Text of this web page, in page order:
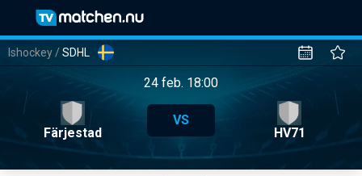
Ishockey /SDHL
24 feb. 18:00
Färjestad
VS
HV71